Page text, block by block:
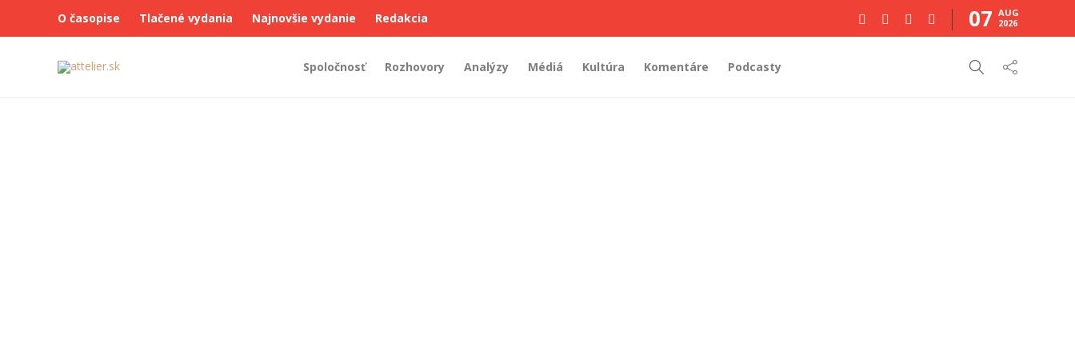
O časopise Tlačené vydania Najnovšie vydanie Redakcia 07 AUG
2026
Spoločnosť Rozhovory Analýzy Médiá Kultúra Komentáre Podcasty